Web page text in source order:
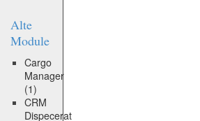
Alte
Module
Cargo
Manager
(1)
CRM
Dispecerat